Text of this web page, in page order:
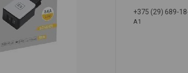
+375 (29) 689-
A1